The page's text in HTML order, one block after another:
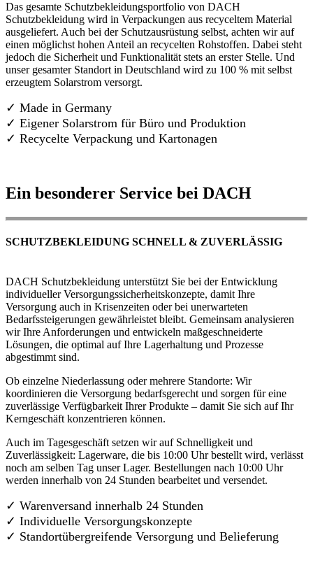
Das gesamte Schutzbekleidungsportfolio von DACH
Schutzbekleidung wird in Verpackungen aus recyceltem Material
ausgeliefert. Auch bei der Schutzausrüstung selbst, achten wir auf
einen möglichst hohen Anteil an recycelten Rohstoffen. Dabei steht
jedoch die Sicherheit und Funktionalität stets an erster Stelle. Und
unser gesamter Standort in Deutschland wird zu 100 % mit selbst
erzeugtem Solarstrom versorgt.
✓ Made in Germany
✓ Eigener Solarstrom für Büro und Produktion
✓ Recycelte Verpackung und Kartonagen
Ein besonderer Service bei DACH
SCHUTZBEKLEIDUNG SCHNELL & ZUVERLÄSSIG
DACH Schutzbekleidung unterstützt Sie bei der Entwicklung
individueller Versorgungssicherheitskonzepte, damit Ihre
Versorgung auch in Krisenzeiten oder bei unerwarteten
Bedarfssteigerungen gewährleistet bleibt. Gemeinsam analysieren
wir Ihre Anforderungen und entwickeln maßgeschneiderte
Lösungen, die optimal auf Ihre Lagerhaltung und Prozesse
abgestimmt sind.
Ob einzelne Niederlassung oder mehrere Standorte: Wir
koordinieren die Versorgung bedarfsgerecht und sorgen für eine
zuverlässige Verfügbarkeit Ihrer Produkte – damit Sie sich auf Ihr
Kerngeschäft konzentrieren können.
Auch im Tagesgeschäft setzen wir auf Schnelligkeit und
Zuverlässigkeit: Lagerware, die bis 10:00 Uhr bestellt wird, verlässt
noch am selben Tag unser Lager. Bestellungen nach 10:00 Uhr
werden innerhalb von 24 Stunden bearbeitet und versendet.
✓ Warenversand innerhalb 24 Stunden
✓ Individuelle Versorgungskonzepte
✓ Standortübergreifende Versorgung und Belieferung